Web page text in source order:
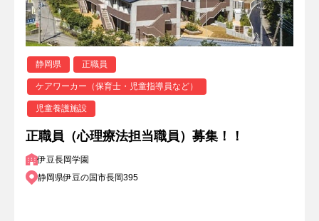
静岡県 正職員
ケアワーカー（保育士・児童指導員など）
児童養護施設
正職員（心理療法担当職員）募集！！
伊豆長岡学園
静岡県伊豆の国市長岡395